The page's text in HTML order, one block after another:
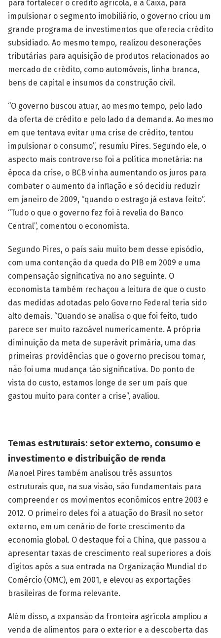
para fortalecer o crédito agrícola, e à Caixa, para
impulsionar o segmento imobiliário, o governo criou um
grande programa de investimentos que oferecia crédito
subsidiado. Ao mesmo tempo, realizou desonerações
tributárias para aquisição de produtos relacionados ao
mercado de crédito, como automóveis, linha branca,
bens de capital e insumos da construção civil.
“O governo buscou atuar, ao mesmo tempo, pelo lado
da oferta de crédito e pelo lado da demanda. Ao mesmo
em que tentava evitar uma crise de crédito, tentou
impulsionar o consumo”, resumiu Pires. Segundo ele, o
aspecto mais controverso foi a política monetária: na
época da crise, o BCB vinha aumentando os juros para
combater o aumento da inflação e só decidiu reduzir
em janeiro de 2009, “quando o estrago já estava feito”.
“Tudo o que o governo fez foi à revelia do Banco
Central”, comentou o economista.
Segundo Pires, o país saiu muito bem desse episódio,
com uma contenção da queda do PIB em 2009 e uma
compensação significativa no ano seguinte. O
economista também rechaçou a leitura de que o custo
das medidas adotadas pelo Governo Federal teria sido
alto demais. “Quando se analisa o que foi feito, tudo
parece ser muito razoável numericamente. A própria
diminuição da meta de superávit primária, uma das
primeiras providências que o governo precisou tomar,
não foi uma mudança tão significativa. Do ponto de
vista do custo, estamos longe de ser um país que
gastou muito para conter a crise”, avaliou.
Temas estruturais: setor externo, consumo e
investimento e distribuição de renda
Manoel Pires também analisou três assuntos
estruturais que, na sua visão, são fundamentais para
compreender os movimentos econômicos entre 2003 e
2012. O primeiro deles foi a atuação do Brasil no setor
externo, em um cenário de forte crescimento da
economia global. O destaque foi a China, que passou a
apresentar taxas de crescimento real superiores a dois
dígitos após a sua entrada na Organização Mundial do
Comércio (OMC), em 2001, e elevou as exportações
brasileiras de forma relevante.
Além disso, a expansão da fronteira agrícola ampliou a
venda de alimentos para o exterior e a descoberta das